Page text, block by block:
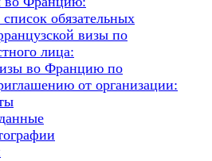
обязательных
визы по
лица:
во Францию по
от организации: